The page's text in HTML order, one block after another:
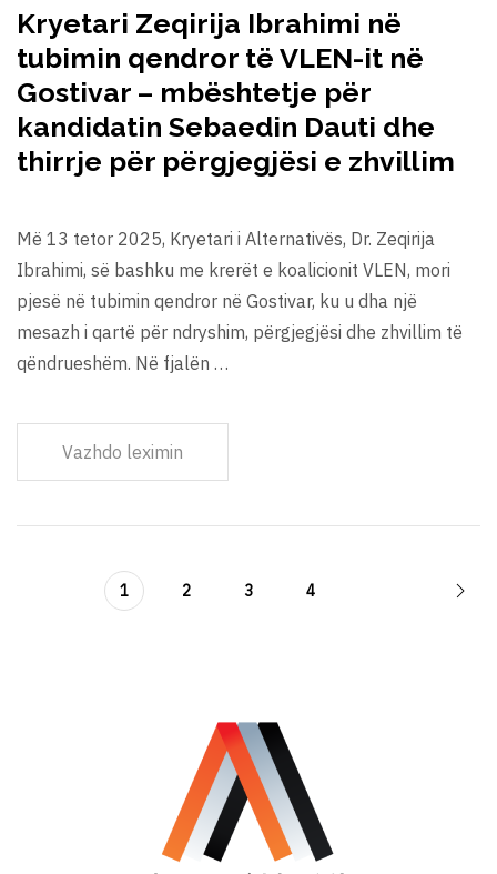
Kryetari Zeqirija Ibrahimi në
tubimin qendror të VLEN-it në
Gostivar – mbështetje për
kandidatin Sebaedin Dauti dhe
thirrje për përgjegjësi e zhvillim
Më 13 tetor 2025, Kryetari i Alternativës, Dr. Zeqirija
Ibrahimi, së bashku me krerët e koalicionit VLEN, mori
pjesë në tubimin qendror në Gostivar, ku u dha një
mesazh i qartë për ndryshim, përgjegjësi dhe zhvillim të
qëndrueshëm. Në fjalën …
Vazhdo leximin
1 2 3 4